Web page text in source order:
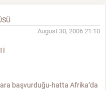
August 30, 2006 21:10
başvurduğu-hatta Afrika’da